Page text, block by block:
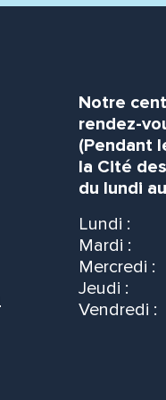
Notre
rendez-
(Pendant
la Cité
du lundi
Lundi :
Mardi :
Mercredi :
Jeudi :
Vendredi :